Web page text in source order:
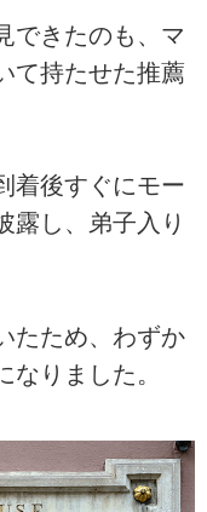
できたのも、マ
て持たせた推薦
着後すぐにモー
露し、弟子入り
たため、わずか
なりました。